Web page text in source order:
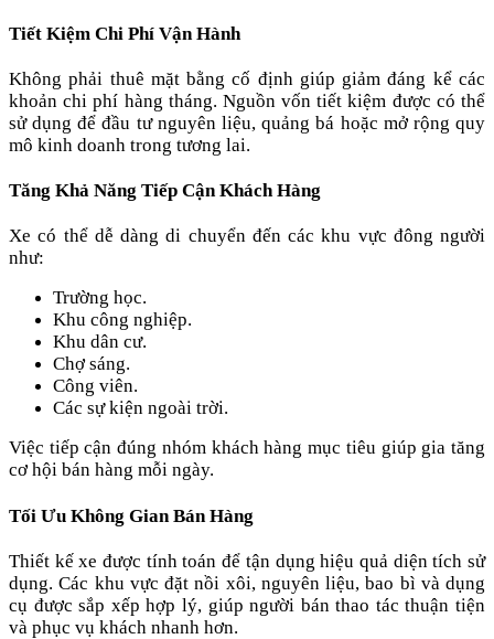
Tiết Kiệm Chi Phí Vận Hành
Không phải thuê mặt bằng cố định giúp giảm đáng kể các
khoản chi phí hàng tháng. Nguồn vốn tiết kiệm được có thể
sử dụng để đầu tư nguyên liệu, quảng bá hoặc mở rộng quy
mô kinh doanh trong tương lai.
Tăng Khả Năng Tiếp Cận Khách Hàng
Xe có thể dễ dàng di chuyển đến các khu vực đông người
như:
Trường học.
Khu công nghiệp.
Khu dân cư.
Chợ sáng.
Công viên.
Các sự kiện ngoài trời.
Việc tiếp cận đúng nhóm khách hàng mục tiêu giúp gia tăng
cơ hội bán hàng mỗi ngày.
Tối Ưu Không Gian Bán Hàng
Thiết kế xe được tính toán để tận dụng hiệu quả diện tích sử
dụng. Các khu vực đặt nồi xôi, nguyên liệu, bao bì và dụng
cụ được sắp xếp hợp lý, giúp người bán thao tác thuận tiện
và phục vụ khách nhanh hơn.